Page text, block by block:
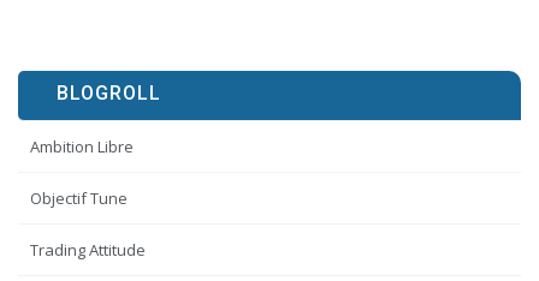
BLOGROLL
Ambition Libre
Objectif Tune
Trading Attitude